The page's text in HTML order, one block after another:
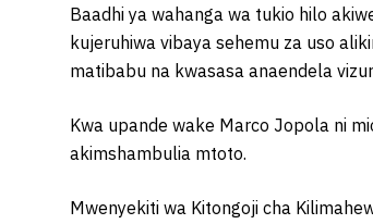
Baadhi ya wahanga wa tukio hilo
kujeruhiwa vibaya sehemu za uso
matibabu na kwasasa anaendela
Kwa upande wake Marco Jopola ni
akimshambulia mtoto.
Mwenyekiti wa Kitongoji cha